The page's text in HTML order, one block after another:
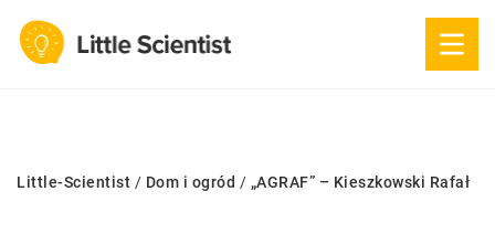
Little-Scientist / Dom i ogród / „AGRAF” – Kieszkowski Rafał